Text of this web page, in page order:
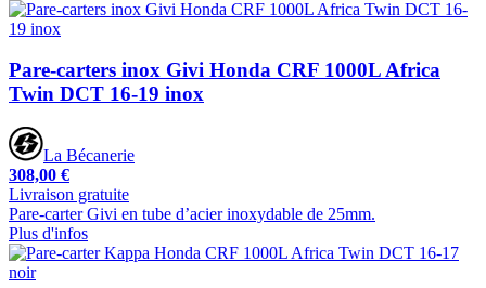
Pare-carters inox Givi Honda CRF 1000L Africa
Twin DCT 16-19 inox
La Bécanerie
308,00 €
Livraison gratuite
Pare-carter Givi en tube d’acier inoxydable de 25mm.
Plus d'infos